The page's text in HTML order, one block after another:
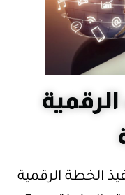
الخطة الرقمية